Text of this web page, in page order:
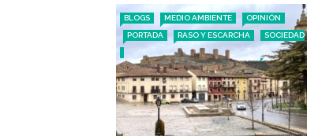
BLOGS MEDIO AMBIENTE
OPINIÓN
PORTADA
RASO Y ESCARCHA SOCIEDAD